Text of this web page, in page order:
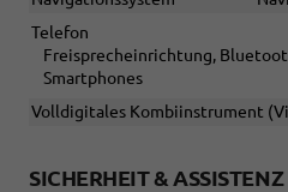
Telefon
Freisprecheinrichtung,
Smartphones
Volldigitales Kombiinstrument
SICHERHEIT & ASSISTENZ